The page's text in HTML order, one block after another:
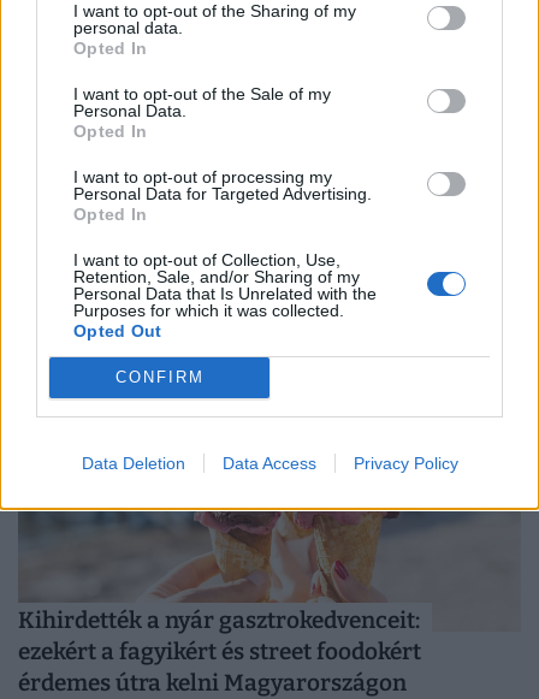
I want to opt-out of the Sharing of my
personal data.
Opted In
I want to opt-out of the Sale of my
Personal Data.
Opted In
I want to opt-out of processing my
Personal Data for Targeted Advertising.
Opted In
I want to opt-out of Collection, Use,
Retention, Sale, and/or Sharing of my
Personal Data that Is Unrelated with the
Purposes for which it was collected.
Opted Out
CONFIRM
Data Deletion Data Access Privacy Policy
Strandbüfékre, fagyizókra, fesztiválokra
csapott le a fogyasztóvédelem: minden
Az ellenőrzések a nyári szezon legforgalmasabb
helyszíneire koncentráltak, az ellenőrzött egységek 20
százalékánál higiéniai hiányosságot tapasztaltak.
Kihirdették a nyár gasztrokedvenceit:
ezekért a fagyikért és street foodokért
érdemes útra kelni Magyarországon